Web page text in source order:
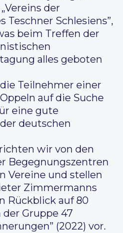
der
Teschner Schlesiens”,
beim Treffen der
alles geboten
Teilnehmer einer
auf die Suche
eine gute
deutschen
wir von den
Begegnungszentren
Vereine und stellen
Zimmermanns
Rückblick auf 80
der Gruppe 47
(2022) vor.